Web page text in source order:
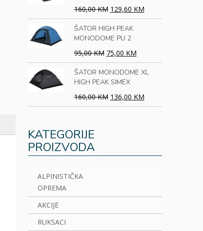
160,00 KM 129,60 KM
ŠATOR HIGH PEAK
MONODOME PU 2
95,00 KM 75,00 KM
ŠATOR MONODOME XL
HIGH PEAK SIMEX
160,00 KM 136,00 KM
KATEGORIJE
PROIZVODA
ALPINISTIČKA
OPREMA
AKCIJE
RUKSACI